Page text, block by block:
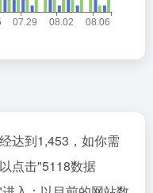
达到1,453，如你需
点击"5118数据